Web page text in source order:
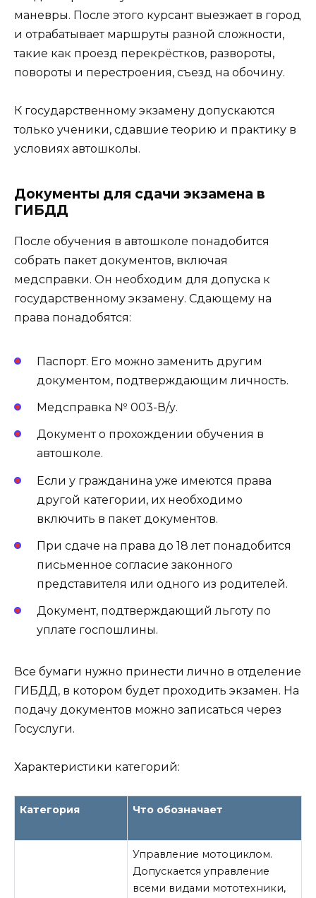
маневры. После этого курсант выезжает в город
и отрабатывает маршруты разной сложности,
такие как проезд перекрёстков, развороты,
повороты и перестроения, съезд на обочину.
К государственному экзамену допускаются
только ученики, сдавшие теорию и практику в
условиях автошколы.
Документы для сдачи экзамена в
ГИБДД
После обучения в автошколе понадобится
собрать пакет документов, включая
медсправки. Он необходим для допуска к
государственному экзамену. Сдающему на
права понадобятся:
Паспорт. Его можно заменить другим
документом, подтверждающим личность.
Медсправка № 003-В/у.
Документ о прохождении обучения в
автошколе.
Если у гражданина уже имеются права
другой категории, их необходимо
включить в пакет документов.
При сдаче на права до 18 лет понадобится
письменное согласие законного
представителя или одного из родителей.
Документ, подтверждающий льготу по
уплате госпошлины.
Все бумаги нужно принести лично в отделение
ГИБДД, в котором будет проходить экзамен. На
подачу документов можно записаться через
Госуслуги.
Характеристики категорий:
Категория Что обозначает
Управление мотоциклом.
Допускается управление
всеми видами мототехники,